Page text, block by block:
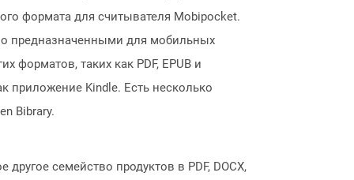
формата для считывателя Mobipocket.
предназначенными для мобильных
форматов, таких как PDF, EPUB и
приложение Kindle. Есть несколько
Bibrary.
семейство продуктов в PDF, DOCX,